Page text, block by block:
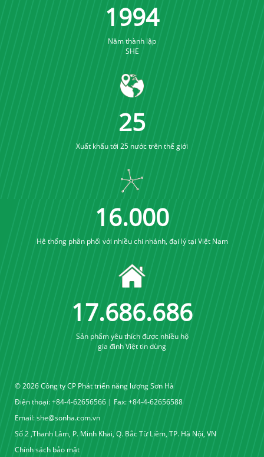
2005
Năm thành lập
SHE
25
Xuất khẩu tới 25 nước trên thế giới
16.000
Hệ thống phân phối với nhiều chi nhánh, đại lý tại Việt Nam
17.689.689
Sản phẩm yêu thích được nhiều hộ
gia đình Việt tin dùng
© 2026 Công ty CP Phát triển năng lượng Sơn Hà
Điện thoại: +84-4-62656566 | Fax: +84-4-62656588
Email:she@sonha.com.vn
Số 2 ,Thanh Lâm, P. Minh Khai, Q. Bắc Từ Liêm, TP. Hà Nội, VN
Chính sách bảo mật